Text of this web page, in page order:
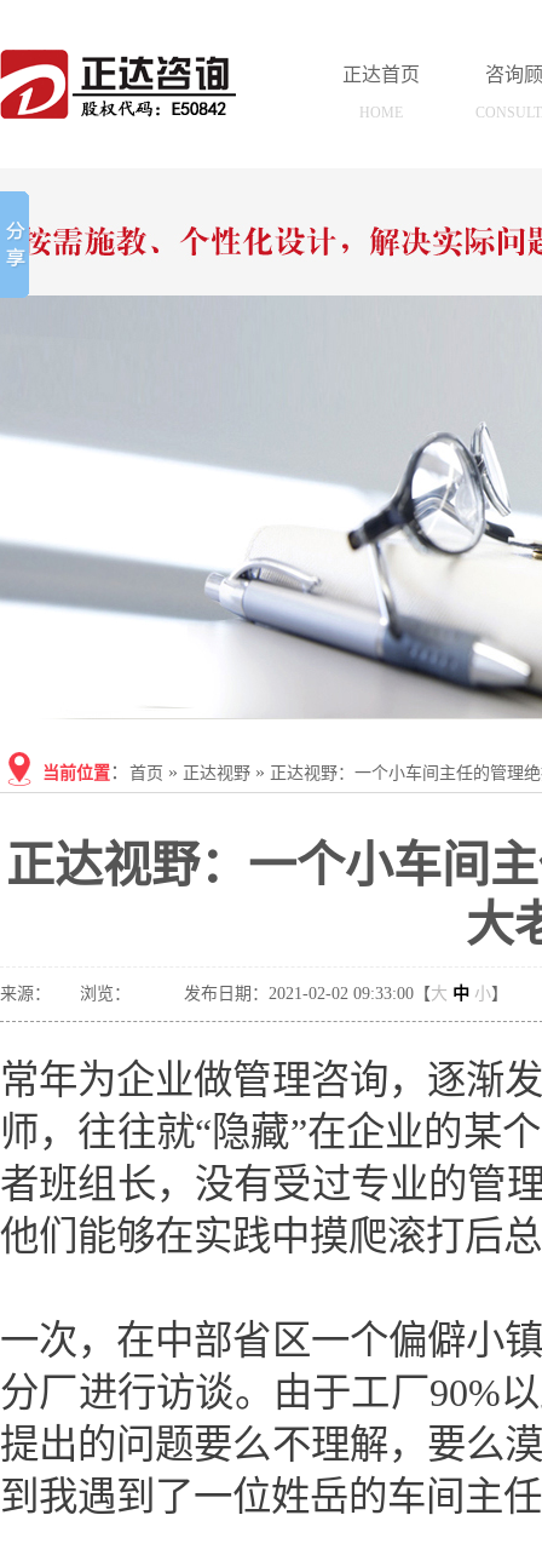
正达首页
HOME
咨询
当前位置 ： 首页 » 正达视野 » 正达视野：一个小车间主任的管理
正达视野：一个小车间
大
来源： 浏览： 发布日期：2021-02-02 09:33:00【大 中 小】
常年为企业做管理咨询，逐渐
师，往往就“隐藏”在企业的某
者班组长，没有受过专业的管
他们能够在实践中摸爬滚打后
一次，在中部省区一个偏僻小
分厂进行访谈。由于工厂90%
提出的问题要么不理解，要么
到我遇到了一位姓岳的车间主